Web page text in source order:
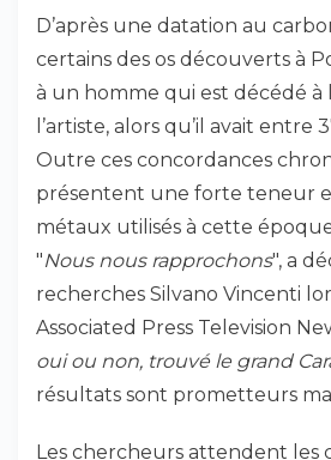
D’après une datation au
certains des os découverts à
à un homme qui est décédé
l’artiste, alors qu’il avait entre
Outre ces concordances
présentent une forte teneur
métaux utilisés à cette
"Nous nous rapprochons", a
recherches Silvano Vincenti
Associated Press Television
oui ou non, trouvé le grand
résultats sont prometteurs
Les chercheurs attendent les